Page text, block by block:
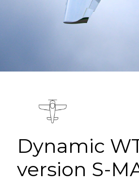
Dynamic
version S-